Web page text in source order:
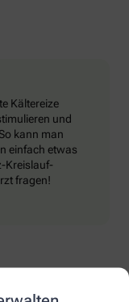
Kältereize
und
kann man
einfach etwas
Kreislauf-
fragen!